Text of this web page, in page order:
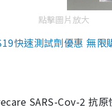
點擊圖片放大
快速測試劑優惠 無
SARS-Cov-2 抗